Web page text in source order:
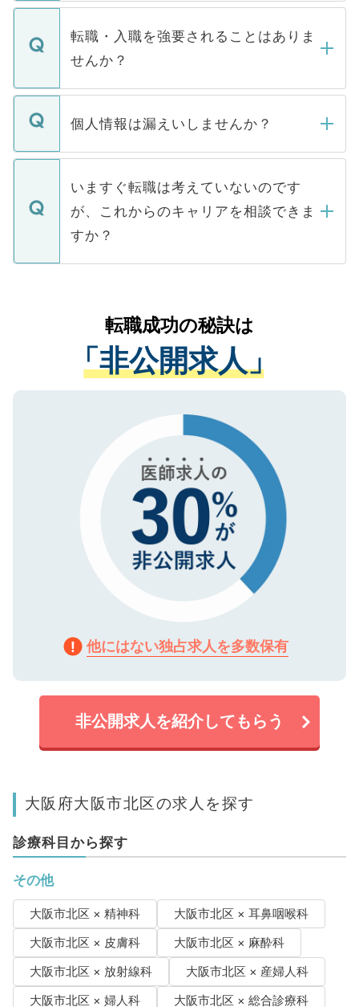
ます。通常、5営業日以内にはご連絡をせて
いただきますので、しばらくお待ちくださ
マイナビDOCTORで取り扱っている求人の
うち約3割は、Webサイトからご覧いただ
けない「非公開求人」です。非公開求人は
下記の理由によって、一般には公開してい
ません。
■応募殺到を避けるため 人気のある医療機
関を公にしてしまうと、応募が殺到する場
に、医療機関が求める条件に合った人材の
みを人材紹介会社に依頼するケースが増え
ています。
転職・入職を強要されることはありま
せんか？
転職・入職を強要することは一切ありませ
ん。また、仮に応募先から内定をいただい
定を承諾する必要はありません。内定先へ
の辞退の連絡はキャリアパートナーが行い
個人情報は漏えいしませんか？
個人情報が漏えいすることはありませんの
で、ご安心ください。当サイトからの登録
などで収集したご登録者様の個人情報は、
ご本人のキャリアアップおよび転職活動の
支援を目的に使用いたします。お預かりし
ているすべての個人データはご本人の許可
は、個人情報の取り扱いについての厳密な
管理基準を満たした事業者のみに付与され
る、プライバシーマークを取得済みです。
で、機密保持に関してもご安心ください。
いますぐ転職は考えていないのです
が、これからのキャリアを相談できま
すか？
かがいして、現在の医療機関の状況や紹介
経験をまじえながら、適切なアドバイスを
させていただきます。すぐにご転職をされ
ない方には、長期的なサポートが可能です
ので、まずはご登録ください。
転職成功の秘訣は
「非公開求人」
他にはない独占求人を多数保有
非公開求人を紹介してもらう
大阪府大阪市北区の求人を探す
診療科目から探す
その他
大阪市北区 × 精神科
大阪市北区 × 耳鼻咽喉科
大阪市北区 × 皮膚科
大阪市北区 × 麻酔科
大阪市北区 × 放射線科
大阪市北区 × 産婦人科
大阪市北区 × 婦人科
大阪市北区 × 総合診療科